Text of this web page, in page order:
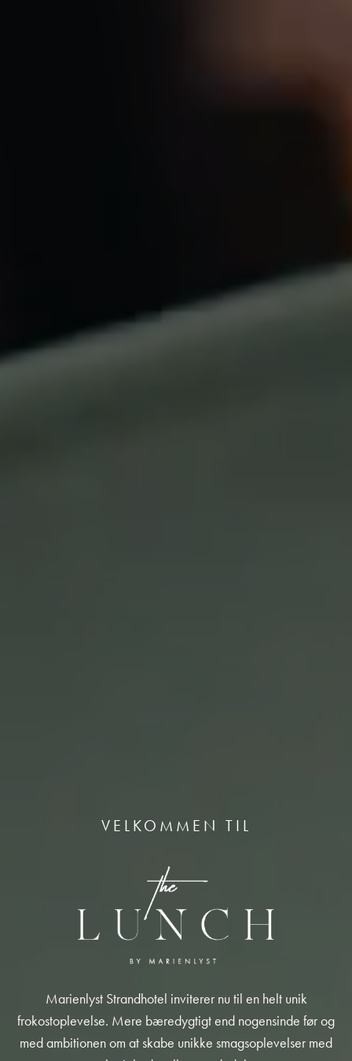
VELKOMMEN TIL
Marienlyst Strandhotel inviterer nu til en helt unik
frokostoplevelse. Mere bæredygtigt end nogensinde før og
med ambitionen om at skabe unikke smagsoplevelser med